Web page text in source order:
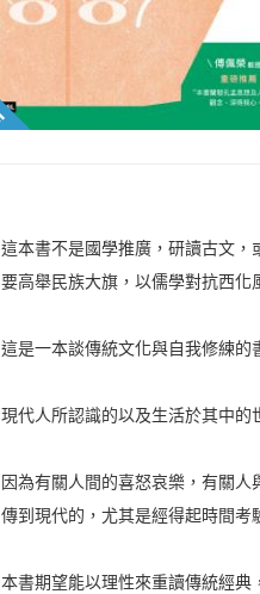
這本書不是國學推廣，研讀古文，
要高舉民族大旗，以儒學對抗西化
這是一本談傳統文化與自我修練的
現代人所認識的以及生活於其中的
因為有關人間的喜怒哀樂，有關
傳到現代的，尤其是經得起時間考
本書期望能以理性來重讀傳統經